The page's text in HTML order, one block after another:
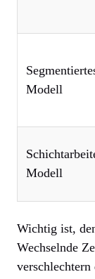
Modell
Modell
Wichtig ist,
Wechselnde
verschlechtern